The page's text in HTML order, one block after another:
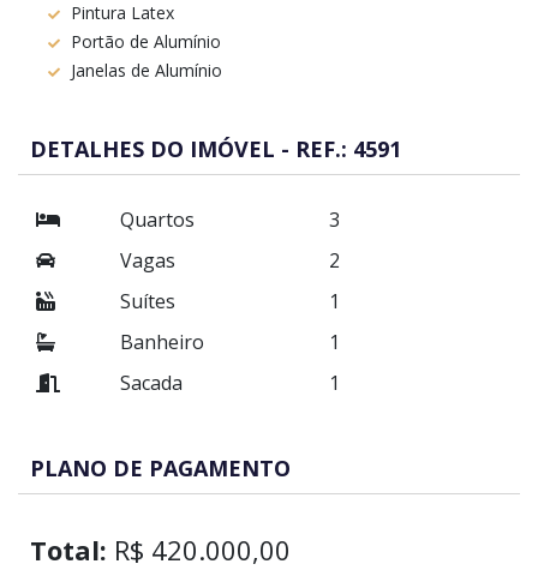
Pintura Latex
Portão de Alumínio
Janelas de Alumínio
DETALHES DO IMÓVEL - REF.: 4591
Quartos
3
Vagas
2
Suítes
1
Banheiro
1
Sacada
1
PLANO DE PAGAMENTO
Total: R$ 420.000,00